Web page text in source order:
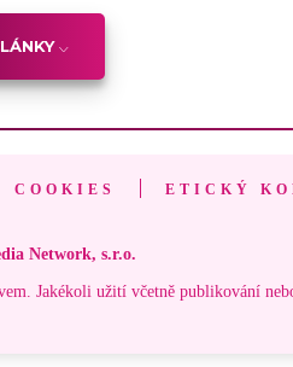
COOKIES ETICKÝ
Network, s.r.o.
Jakékoli užití včetně publikování